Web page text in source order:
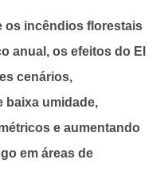
os incêndios florestais
anual, os efeitos do El
cenários,
baixa umidade,
e aumentando
em áreas de